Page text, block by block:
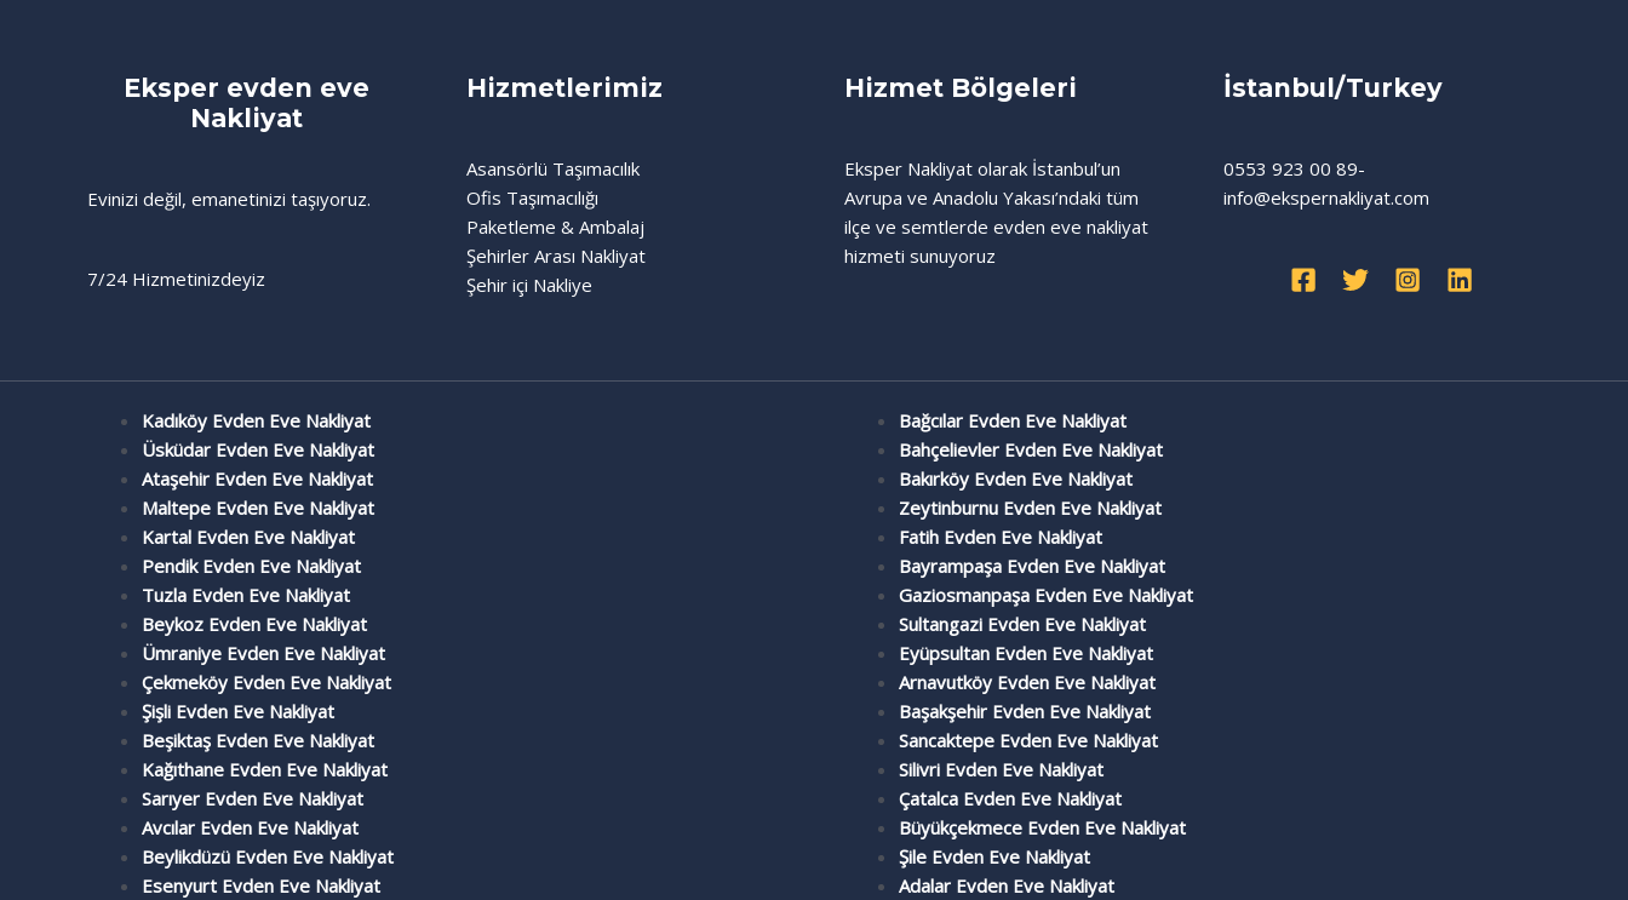
Eksper evden eve
Nakliyat
Evinizi değil, emanetinizi taşıyoruz.
7/24 Hizmetinizdeyiz
Hizmetlerimiz
Asansörlü Taşımacılık
Ofis Taşımacılığı
Paketleme & Ambalaj
Şehirler Arası Nakliyat
Şehir içi Nakliye
Hizmet Bölgeleri
Eksper Nakliyat olarak İstanbul’un
Avrupa ve Anadolu Yakası’ndaki tüm
ilçe ve semtlerde evden eve nakliyat
hizmeti sunuyoruz
İstanbul/Turkey
0553 923 00 89-
info@ekspernakliyat.com
Kadıköy Evden Eve Nakliyat
Üsküdar Evden Eve Nakliyat
Ataşehir Evden Eve Nakliyat
Maltepe Evden Eve Nakliyat
Kartal Evden Eve Nakliyat
Pendik Evden Eve Nakliyat
Tuzla Evden Eve Nakliyat
Beykoz Evden Eve Nakliyat
Ümraniye Evden Eve Nakliyat
Çekmeköy Evden Eve Nakliyat
Şişli Evden Eve Nakliyat
Beşiktaş Evden Eve Nakliyat
Kağıthane Evden Eve Nakliyat
Sarıyer Evden Eve Nakliyat
Avcılar Evden Eve Nakliyat
Beylikdüzü Evden Eve Nakliyat
Esenyurt Evden Eve Nakliyat
Bağcılar Evden Eve Nakliyat
Bahçelievler Evden Eve Nakliyat
Bakırköy Evden Eve Nakliyat
Zeytinburnu Evden Eve Nakliyat
Fatih Evden Eve Nakliyat
Bayrampaşa Evden Eve Nakliyat
Gaziosmanpaşa Evden Eve Nakliyat
Sultangazi Evden Eve Nakliyat
Eyüpsultan Evden Eve Nakliyat
Arnavutköy Evden Eve Nakliyat
Başakşehir Evden Eve Nakliyat
Sancaktepe Evden Eve Nakliyat
Silivri Evden Eve Nakliyat
Çatalca Evden Eve Nakliyat
Büyükçekmece Evden Eve Nakliyat
Şile Evden Eve Nakliyat
Adalar Evden Eve Nakliyat